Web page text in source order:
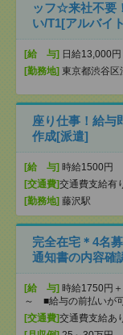
ッフ☆来社不要
い/T1[アルバイ
[給 与] 日給13,000円
[勤務地] 東京都渋谷区
座り仕事！給与
作成[派遣]
[給 与] 時給1500円
[交通費]交通費支給有
[勤務地] 藤沢駅
完全在宅＊4名
通知書の内容確
[給 与] 時給1750円
～ ■給与の前払いが
[交通費]交通費支給あ